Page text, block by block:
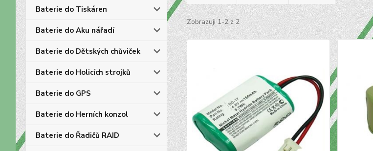
Baterie do Tiskáren
Baterie do Aku nářadí
Baterie do Dětských chůviček
Baterie do Holicích strojků
Baterie do GPS
Baterie do Herních konzol
Baterie do Řadičů RAID
Zobrazuji 1-2 z 2